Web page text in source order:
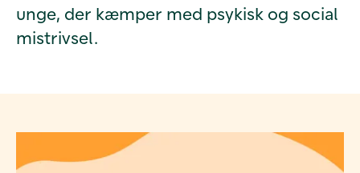
unge, der kæmper med psykisk og social
mistrivsel.